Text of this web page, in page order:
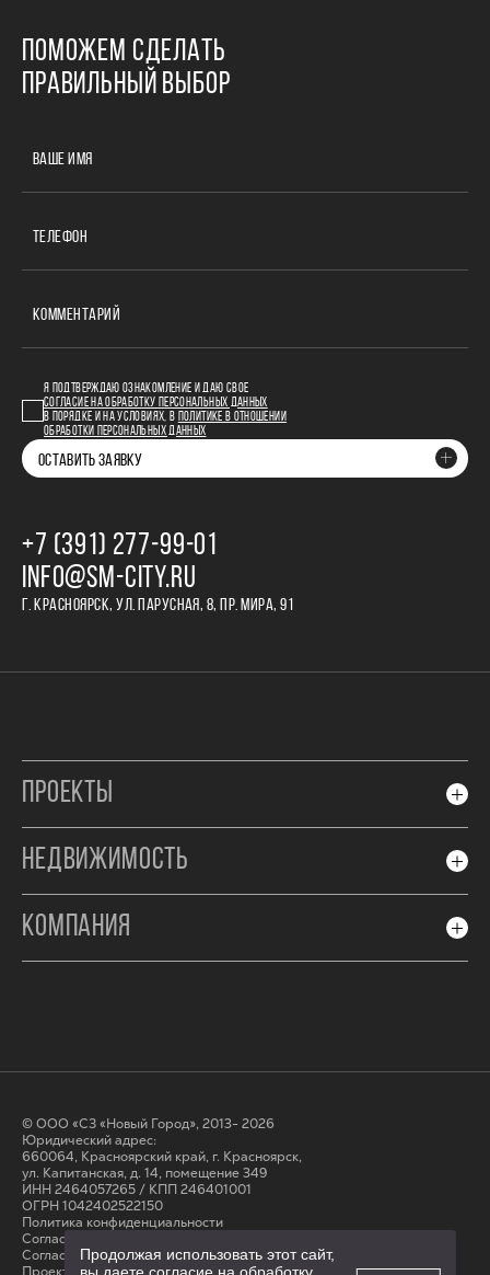
ПОМОЖЕМ СДЕЛАТЬ
ПРАВИЛЬНЫЙ ВЫБОР
ВАШЕ ИМЯ
ТЕЛЕФОН
КОММЕНТАРИЙ
Я ПОДТВЕРЖДАЮ ОЗНАКОМЛЕНИЕ И ДАЮ СВОЕ
СОГЛАСИЕ НА ОБРАБОТКУ ПЕРСОНАЛЬНЫХ ДАННЫХ
В ПОРЯДКЕ И НА УСЛОВИЯХ, В
ПОЛИТИКЕ В ОТНОШЕНИИ
ОБРАБОТКИ ПЕРСОНАЛЬНЫХ ДАННЫХ
ОСТАВИТЬ ЗАЯВКУ
+7 (391) 277‒99‒01
INFO@SM-CITY.RU
Г. КРАСНОЯРСК, УЛ. ПАРУСНАЯ, 8, ПР. МИРА, 91
ПРОЕКТЫ
НЕДВИЖИМОСТЬ
КОМПАНИЯ
© ООО «СЗ «Новый Город», 2013- 2026
Юридический адрес:
660064, Красноярский край, г. Красноярск,
ул. Капитанская, д. 14, помещение 349
ИНН 2464057265 / КПП 246401001
ОГРН 1042402522150
Политика конфиденциальности
Согласие на обработку персональных данных
Cогласие на получение рассылки
Проектные декларации на сайте наш.дом.рф
Продолжая использовать этот сайт,